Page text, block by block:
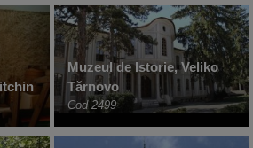
Muzeul de Istorie, Veliko
Tărnovo
Cod 2499